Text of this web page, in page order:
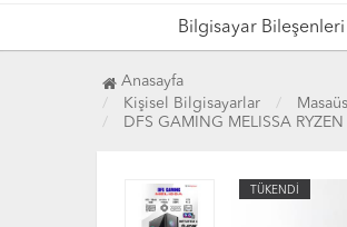
Bilgisayar Bileşenleri
Anasayfa
Kişisel Bilgisayarlar
DFS GAMING MELISSA
TÜKENDİ